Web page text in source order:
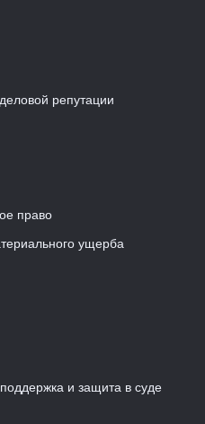
репутации
право
ущерба
и защита в суде